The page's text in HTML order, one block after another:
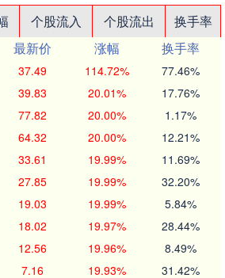
个股流入 个股流出
换手率
最新价 涨幅
换手率
37.49 114.72% 77.46%
39.83 20.01% 17.76%
77.82 20.00% 1.17%
64.32 20.00% 12.21%
33.61 19.99% 11.69%
27.85 19.99% 32.20%
19.03 19.99% 5.84%
18.02 19.97% 28.44%
12.56 19.96% 8.49%
7.16 19.93% 31.42%